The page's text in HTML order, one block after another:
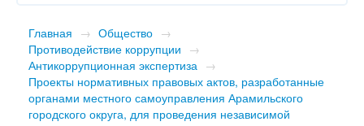
Главная → Общество →
Противодействие коррупции →
Антикоррупционная экспертиза →
Проекты нормативных правовых актов, разработанные
органами местного самоуправления Арамильского
городского округа, для проведения независимой